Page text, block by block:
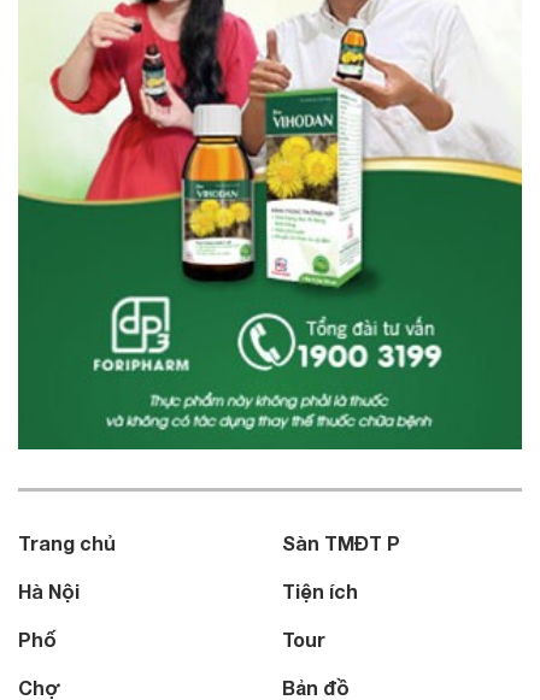
Trang chủ
Hà Nội
Phố
Chợ
Sàn TMĐT P
Tiện ích
Tour
Bản đồ